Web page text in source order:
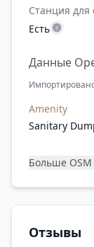
Станция для
Есть
Данные
Amenity
Sanitary
Больше OSM
Отзывы